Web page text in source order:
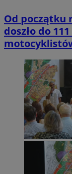
Od początku
doszło do